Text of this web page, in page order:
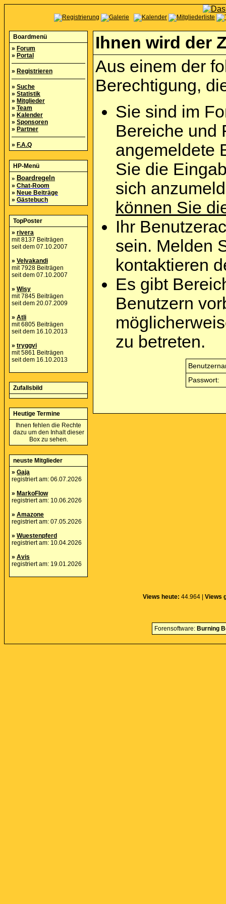
Boardmenü
» Forum
» Portal
» Registrieren
» Suche
» Statistik
» Mitglieder
» Team
» Kalender
» Sponsoren
» Partner
» F.A.Q
HP-Menü
» Boardregeln
» Chat-Room
» Neue Beiträge
» Gästebuch
TopPoster
» rivera
mit 8137 Beiträgen
seit dem 07.10.2007
» Velvakandi
mit 7928 Beiträgen
seit dem 07.10.2007
» Wisy
mit 7845 Beiträgen
seit dem 20.07.2009
» Atli
mit 6805 Beiträgen
seit dem 16.10.2013
» tryggvi
mit 5861 Beiträgen
seit dem 16.10.2013
Zufallsbild
Heutige Termine
Ihnen fehlen die Rechte
dazu um den Inhalt dieser
Box zu sehen.
neuste Mitglieder
» Gaja
registriert am: 06.07.2026
» MarkoFlow
registriert am: 10.06.2026
» Amazone
registriert am: 07.05.2026
» Wuestenpferd
registriert am: 10.04.2026
» Avis
registriert am: 19.01.2026
Ihnen wird der
Aus einem der
Berechtigung,
Sie sind im
Bereiche und
angemeldete
Sie die
sich
können Sie
Ihr
sein. Melden
kontaktieren
Es gibt
Benutzern
zu betreten.
Passwort:
Views heute: 44.964 | Views
Forensoftware: Burning